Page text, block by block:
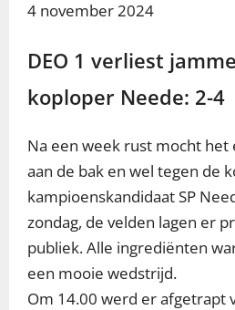
4 november 2024
DEO 1 verliest
koploper Neede: 2-4
Na een week rust mocht
aan de bak en wel tegen de
kampioenskandidaat SP
zondag, de velden lagen er
publiek. Alle ingrediënten
een mooie wedstrijd.
Om 14.00 werd er afgetrapt